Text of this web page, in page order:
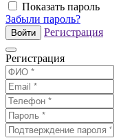
Показать пароль
Забыли пароль?
Войти Регистрация
Регистрация